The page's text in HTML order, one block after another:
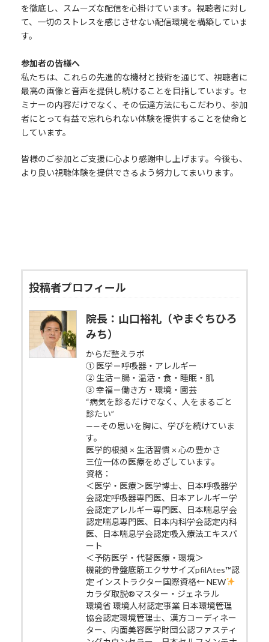
を徹底し、スムーズな配信を心掛けています。視聴者に対し
て、一切のストレスを感じさせない配信環境を構築していま
す。
参加者の皆様へ
私たちは、これらの先進的な機材と技術を通じて、視聴者に
最高の画像と音声を提供し続けることを目指しています。セ
ミナーの内容だけでなく、その伝達方法にもこだわり、参加
者にとって有益で忘れられない体験を提供することを使命と
しています。
皆様のご参加とご支援に心より感謝申し上げます。今後も、
より良い視聴体験を提供できるよう努力してまいります。
投稿者プロフィール
院長：山口裕礼（やまぐちひろ
みち）
からだ整えラボ
① 医学＝呼吸器・アレルギー
② 生活＝腸・温活・食・睡眠・肌
③ 幸福＝働き方・環境・園芸
“病気を診るだけでなく、人をまるごと
診たい”
——その思いを胸に、学びを続けていま
す。
医学的根拠 × 生活習慣 × 心の豊かさ
三位一体の医療をめざしています。
資格：
＜医学・医療＞医学博士、日本呼吸器学
会認定呼吸器専門医、日本アレルギー学
会認定アレルギー専門医、日本喘息学会
認定喘息専門医、日本内科学会認定内科
医、日本喘息学会認定吸入療法エキスパ
ート
＜予防医学・代替医療・環境＞
機能的骨盤底筋エクササイズpfilAtes™認
定 インストラクター国際資格← NEW
カラダ取説®マスター・ジェネラル
環境省 環境人材認定事業 日本環境管理
協会認定環境管理士、漢方コーディネー
ター、内面美容医学財団公認ファスティ